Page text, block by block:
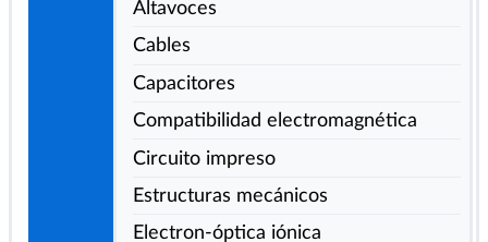
Estructuras mecánicos